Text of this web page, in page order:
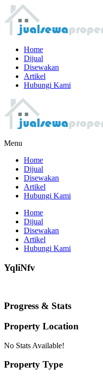
Home
Dijual
Disewakan
Artikel
Hubungi Kami
Menu
Home
Dijual
Disewakan
Artikel
Hubungi Kami
Home
Dijual
Disewakan
Artikel
Hubungi Kami
YqliNfv
Progress & Stats
Property Location
No Stats Available!
Property Type